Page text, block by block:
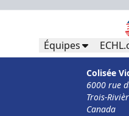
Formules
Appel
Contacter
Équipes
Colisée
6000 rue
Trois-
Canada